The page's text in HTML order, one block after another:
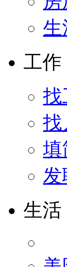
生
工作
找
找
填
发
生活